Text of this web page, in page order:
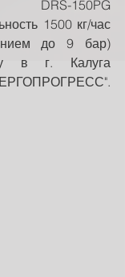
150PG
1500 кг/час
до 9 бар)
в г. Калуга